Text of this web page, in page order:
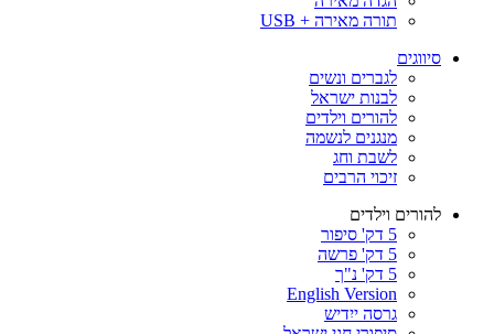
תורה מאירה + USB
סיווגים
לגברים ונשים
לבנות ישראל
להורים וילדים
מנגנים לנשמה
לשבת וחג
זיכוי הרבים
להורים וילדים
5 דק' סיפור
5 דק' פרשה
5 דק' נ"ך
English Version
גרסה ייִדיש